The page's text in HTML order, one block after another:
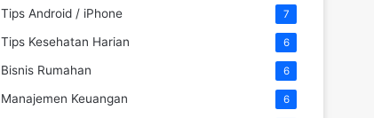
Tips Android / iPhone 7
Tips Kesehatan Harian 6
Bisnis Rumahan 6
Manajemen Keuangan 6